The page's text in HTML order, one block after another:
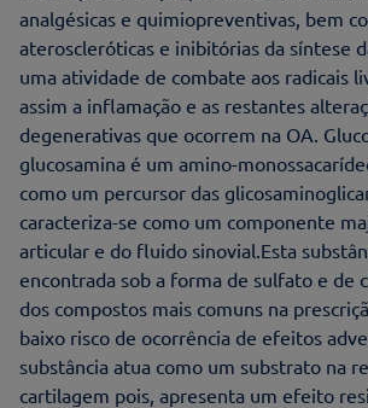
analgésicas e quimiopreventivas, bem
ateroscleróticas e inibitórias da síntese
uma atividade de combate aos radicais
assim a inflamação e as restantes
degenerativas que ocorrem na OA.
glucosamina é um amino-
como um percursor das
caracteriza-se como um componente
articular e do fluido sinovial.Esta
encontrada sob a forma de sulfato e de
dos compostos mais comuns na
baixo risco de ocorrência de efeitos
substância atua como um substrato na
cartilagem pois, apresenta um efeito